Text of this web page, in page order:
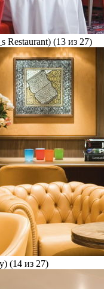
Restaurant) (13 из 27)
(14 из 27)